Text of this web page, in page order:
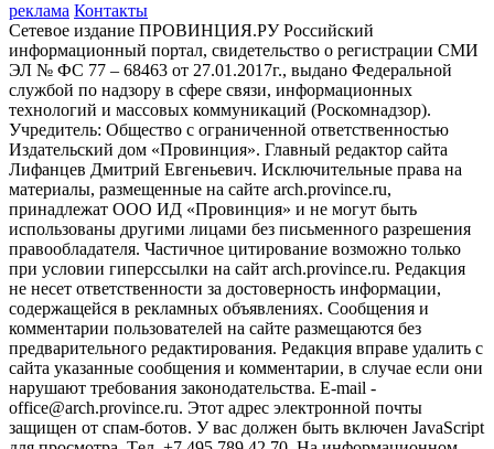
реклама Контакты
Сетевое издание ПРОВИНЦИЯ.РУ Российский
информационный портал, свидетельство о регистрации СМИ
ЭЛ № ФС 77 – 68463 от 27.01.2017г., выдано Федеральной
службой по надзору в сфере связи, информационных
технологий и массовых коммуникаций (Роскомнадзор).
Учредитель: Общество с ограниченной ответственностью
Издательский дом «Провинция». Главный редактор сайта
Лифанцев Дмитрий Евгеньевич. Исключительные права на
материалы, размещенные на сайте arch.province.ru,
принадлежат ООО ИД «Провинция» и не могут быть
использованы другими лицами без письменного разрешения
правообладателя. Частичное цитирование возможно только
при условии гиперссылки на сайт arch.province.ru. Редакция
не несет ответственности за достоверность информации,
содержащейся в рекламных объявлениях. Сообщения и
комментарии пользователей на сайте размещаются без
предварительного редактирования. Редакция вправе удалить с
сайта указанные сообщения и комментарии, в случае если они
нарушают требования законодательства. E-mail -
office@arch.province.ru. Этот адрес электронной почты
защищен от спам-ботов. У вас должен быть включен JavaScript